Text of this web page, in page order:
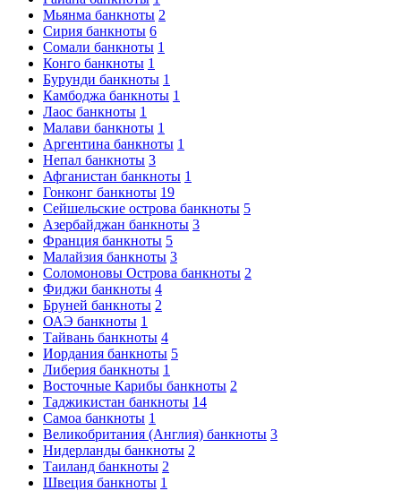
Мьянма банкноты 2
Сирия банкноты 6
Сомали банкноты 1
Конго банкноты 1
Бурунди банкноты 1
Камбоджа банкноты 1
Лаос банкноты 1
Малави банкноты 1
Аргентина банкноты 1
Непал банкноты 3
Афганистан банкноты 1
Гонконг банкноты 19
Сейшельские острова банкноты 5
Азербайджан банкноты 3
Франция банкноты 5
Малайзия банкноты 3
Соломоновы Острова банкноты 2
Фиджи банкноты 4
Бруней банкноты 2
ОАЭ банкноты 1
Тайвань банкноты 4
Иордания банкноты 5
Либерия банкноты 1
Восточные Карибы банкноты 2
Таджикистан банкноты 14
Самоа банкноты 1
Великобритания (Англия) банкноты 3
Нидерланды банкноты 2
Таиланд банкноты 2
Швеция банкноты 1